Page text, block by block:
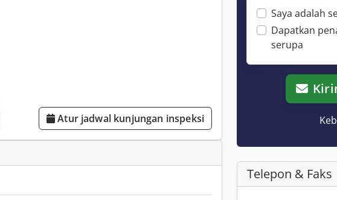
Atur jadwal kunjungan inspeksi
Saya adalah
Dapatkan
serupa
Telepon & Faks